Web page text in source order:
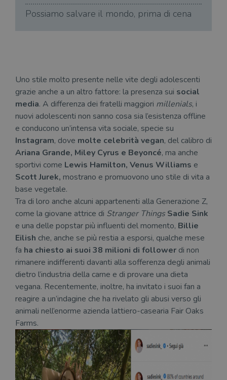
Possiamo salvare il mondo, prima di cena
Uno stile molto presente nelle vite degli adolescenti
grazie anche a un altro fattore: la presenza sui social
media. A differenza dei fratelli maggiori millenials, i
nuovi adolescenti non sanno cosa sia l’esistenza offline
e conducono un’intensa vita sociale, specie su
Instagram, dove molte celebrità vegan, del calibro di
Ariana Grande, Miley Cyrus e Beyoncé, ma anche
sportivi come Lewis Hamilton, Venus Williams e
Scott Jurek, mostrano e promuovono uno stile di vita a
base vegetale.
Tra di loro anche alcuni appartenenti alla Generazione Z,
come la giovane attrice di Stranger ThingsSadie Sink
e una delle popstar più influenti del momento, Billie
Eilish che, anche se più restia a esporsi, qualche mese
fa ha chiesto ai suoi 38 milioni di follower di non
rimanere indifferenti davanti alla sofferenza degli animali
dietro l’industria della carne e di provare una dieta
vegana. Recentemente, inoltre, ha invitato i suoi fan a
reagire a un’indagine che ha rivelato gli abusi verso gli
animali nell’enorme azienda lattiero-casearia Fair Oaks
Farms.